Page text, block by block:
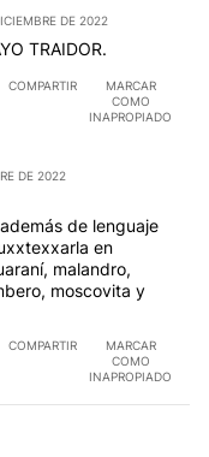
DE 2022
TRAIDOR.
COMPARTIR
MARCAR
COMO
INAPROPIADO
DE 2022
de lenguaje
en
malandro,
moscovita y
COMPARTIR
MARCAR
COMO
INAPROPIADO